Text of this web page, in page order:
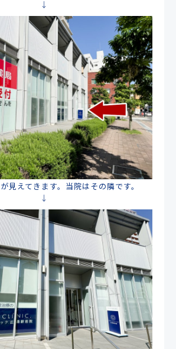
見えてきます。当院はその隣です。